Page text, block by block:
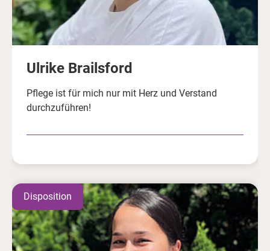
Ulrike Brailsford
Pflege ist für mich nur mit Herz und Verstand
durchzuführen!
Disposition